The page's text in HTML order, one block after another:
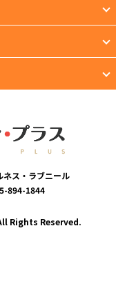
ス・ラブニール
894-1844
Rights Reserved.